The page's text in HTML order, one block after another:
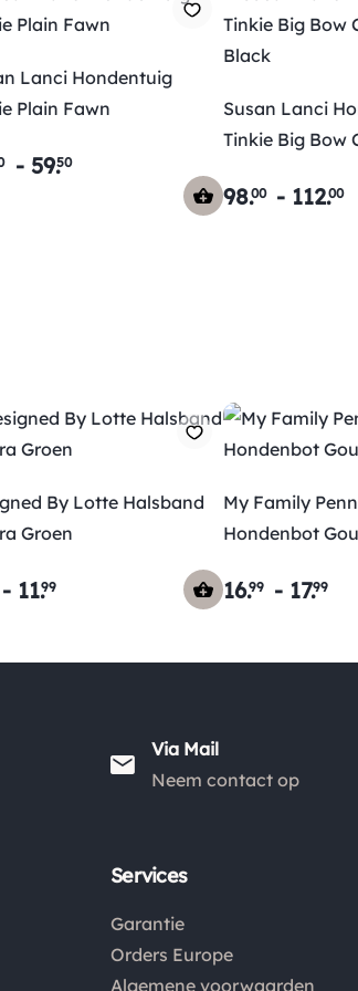
Lanci Hondentuig
Plain Fawn
- 59.50
Susan Lanci
Tinkie Big Bow
98.00 - 112.00
By Lotte Halsband
Groen
- 11.99
My Family
Hondenbot
16.99 - 17.99
Via Mail
Neem contact op
Services
Garantie
Orders Europe
Algemene voorwaarden